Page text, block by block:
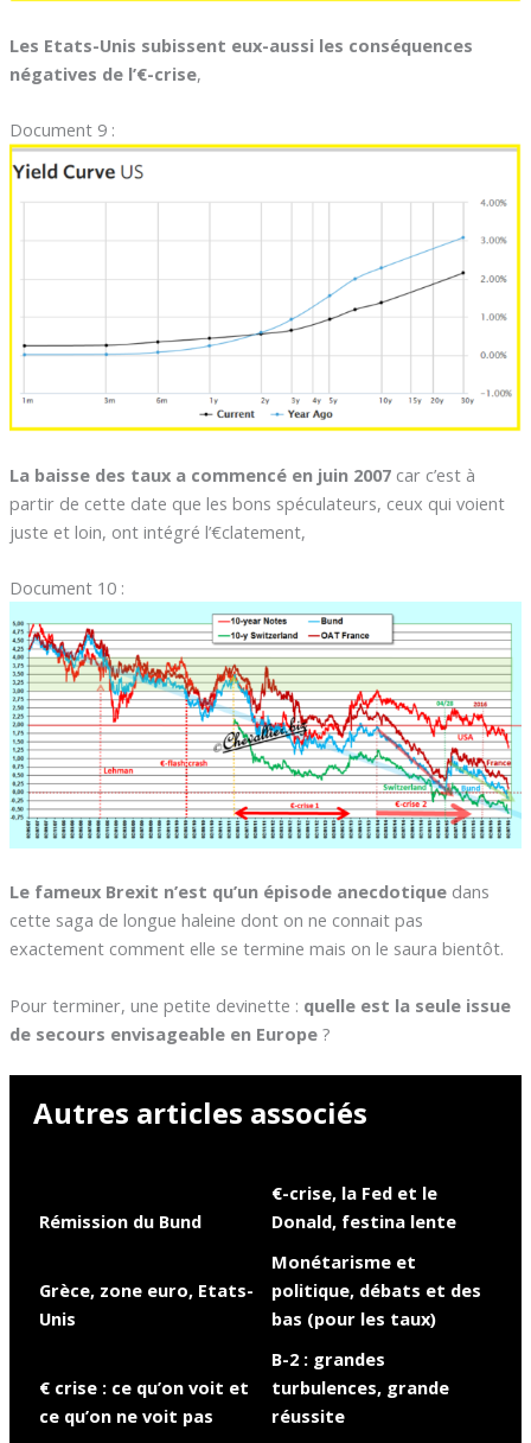
Les Etats-Unis subissent eux-aussi les conséquences
négatives de l’€-crise,
Document 9 :
La baisse des taux a commencé en juin 2007 car c’est à
partir de cette date que les bons spéculateurs, ceux qui voient
juste et loin, ont intégré l’€clatement,
Document 10 :
Le fameux Brexit n’est qu’un épisode anecdotique dans
cette saga de longue haleine dont on ne connait pas
exactement comment elle se termine mais on le saura bientôt.
Pour terminer, une petite devinette : quelle est la seule issue
de secours envisageable en Europe ?
Autres articles associés
Rémission du Bund
€-crise, la Fed et le
Donald, festina lente
Grèce, zone euro, Etats-
Unis
Monétarisme et
politique, débats et des
bas (pour les taux)
€ crise : ce qu’on voit et
ce qu’on ne voit pas
B-2 : grandes
turbulences, grande
réussite